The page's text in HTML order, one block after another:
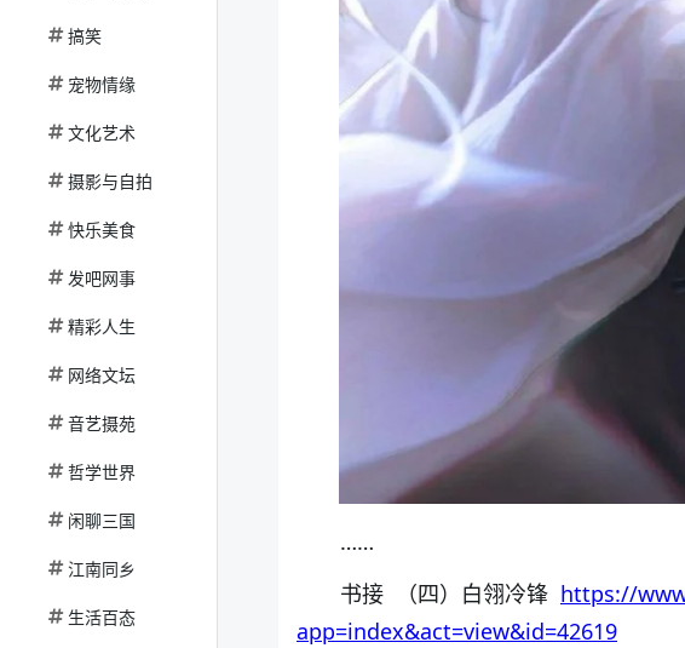
搞笑
宠物情缘
文化艺术
摄影与自拍
快乐美食
发吧网事
精彩人生
网络文坛
音艺摄苑
哲学世界
闲聊三国
江南同乡
生活百态
……
书接 （四）白翎冷锋 https://
app=index&act=view&id=42619